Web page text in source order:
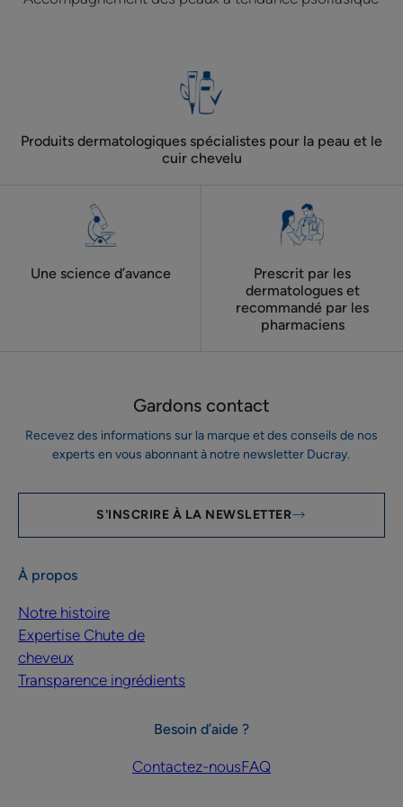
Produits dermatologiques spécialistes pour la peau et le
cuir chevelu
Une science d’avance
Prescrit par les
dermatologues ​et
recommandé par les
pharmaciens
Gardons contact
Recevez des informations sur la marque et des conseils de nos
experts en vous abonnant à notre newsletter Ducray.
S'INSCRIRE À LA NEWSLETTER
À propos
Notre histoire
Expertise Chute de
cheveux
Transparence ingrédients
Besoin d’aide ?
Contactez-nousFAQ